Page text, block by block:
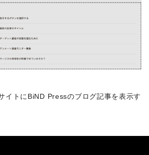
イトにBiND Pressのブログ記事を表示す